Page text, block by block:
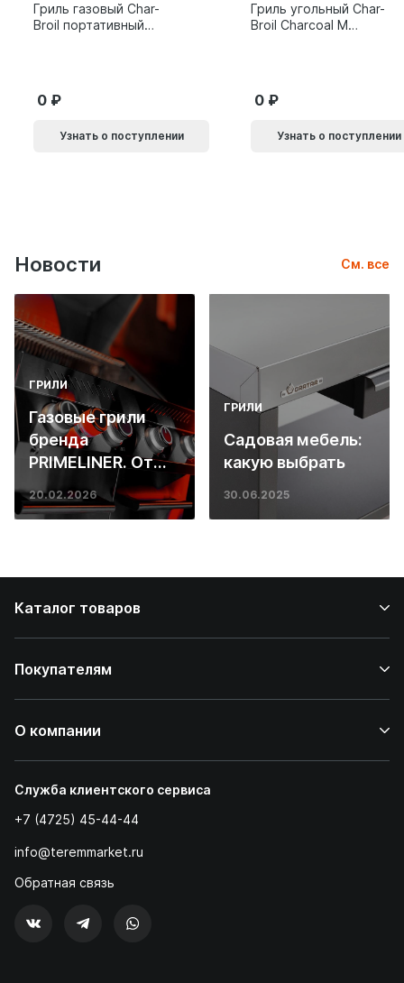
Гриль газовый Char-
Broil портативный
0
Узнать о поступлении
Гриль угольный Char-
Broil Charcoal M
0
Узнать о поступлении
Новости См. все
ГРИЛИ
Газовые грили
бренда
PRIMELINER. От
основ инженерии
до ресторанных
20.02.2026
ГРИЛИ
Садовая мебель:
какую выбрать
30.06.2025
Каталог товаров
Покупателям
О компании
Служба клиентского сервиса
+7 (4725) 45-44-44
info@teremmarket.ru
Обратная связь